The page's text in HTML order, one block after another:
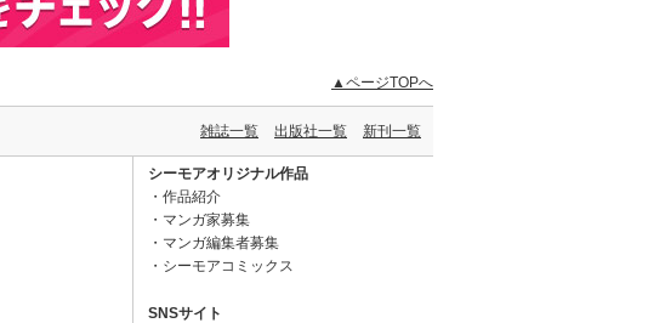
▲ページTOPへ
雑誌一覧 出版社一覧 新刊一覧
シーモアオリジナル作品
作品紹介
マンガ家募集
マンガ編集者募集
シーモアコミックス
SNSサイト